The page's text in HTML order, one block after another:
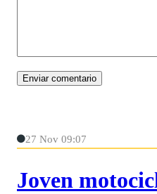
27 Nov 09:07
Joven